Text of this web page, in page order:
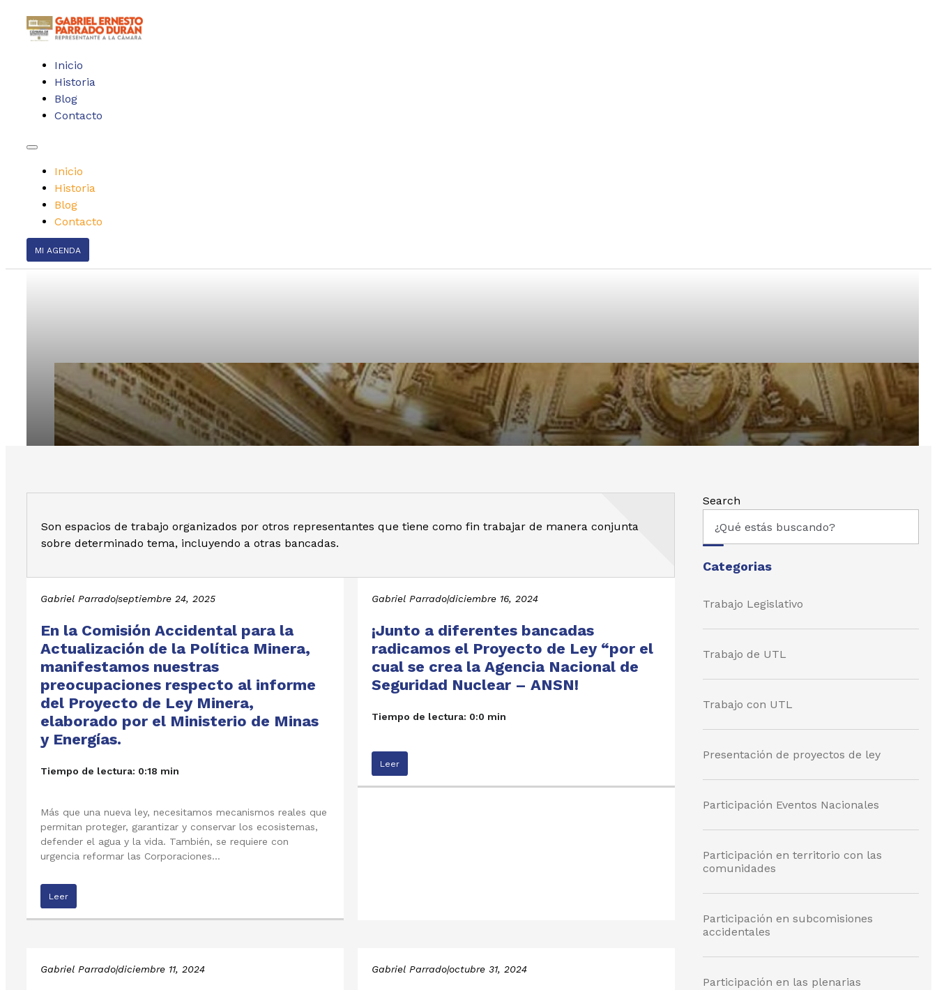
Inicio
Historia
Blog
Contacto
Inicio
Historia
Blog
Contacto
MI AGENDA
Son espacios de trabajo organizados por otros representantes que tiene como fin trabajar de manera conjunta
sobre determinado tema, incluyendo a otras bancadas.
Gabriel Parrado|septiembre 24, 2025
En la Comisión Accidental para la
Actualización de la Política Minera,
manifestamos nuestras
preocupaciones respecto al informe
del Proyecto de Ley Minera,
elaborado por el Ministerio de Minas
y Energías.
Tiempo de lectura: 0:18 min
Más que una nueva ley, necesitamos mecanismos reales que
permitan proteger, garantizar y conservar los ecosistemas,
defender el agua y la vida. También, se requiere con
urgencia reformar las Corporaciones…
Leer
Gabriel Parrado|diciembre 16, 2024
¡Junto a diferentes bancadas
radicamos el Proyecto de Ley “por el
cual se crea la Agencia Nacional de
Seguridad Nuclear – ANSN!
Tiempo de lectura: 0:0 min
Leer
Gabriel Parrado|diciembre 11, 2024 Gabriel Parrado|octubre 31, 2024
Search
Categorias
Trabajo Legislativo
Trabajo de UTL
Trabajo con UTL
Presentación de proyectos de ley
Participación Eventos Nacionales
Participación en territorio con las
comunidades
Participación en subcomisiones
accidentales
Participación en las plenarias